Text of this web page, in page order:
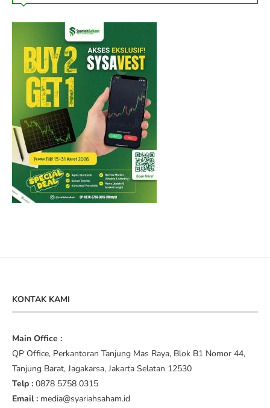
KONTAK KAMI
Main Office :
QP Office, Perkantoran Tanjung Mas Raya, Blok B1 Nomor 44,
Tanjung Barat, Jagakarsa, Jakarta Selatan 12530
Telp : 0878 5758 0315
Email : media@syariahsaham.id